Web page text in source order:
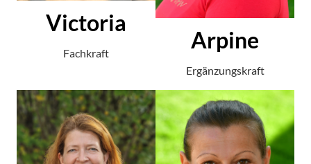
Victoria
Fachkraft Arpine
Ergänzungskraft